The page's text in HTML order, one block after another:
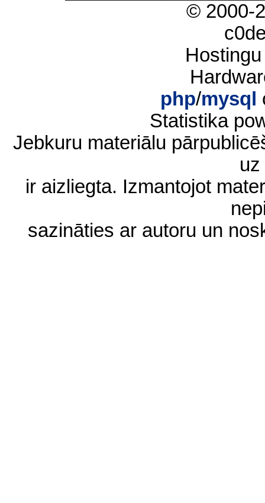
© 2000-
php/mysql
Statistika
Jebkuru materiālu
ir aizliegta. Izmantojot
sazināties ar autoru un